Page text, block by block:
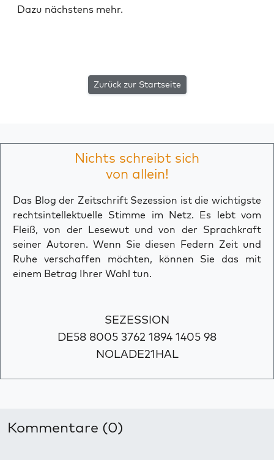
Dazu nächs­tens mehr.
Zurück zur Startseite
Nichts schreibt sich
von allein!
Das Blog der Zeitschrift Sezession ist die wichtigste
rechtsintellektuelle Stimme im Netz. Es lebt vom
Fleiß, von der Lesewut und von der Sprachkraft
seiner Autoren. Wenn Sie diesen Federn Zeit und
Ruhe verschaffen möchten, können Sie das mit
einem Betrag Ihrer Wahl tun.
SEZESSION
DE58 8005 3762 1894 1405 98
NOLADE21HAL
Kommentare (0)